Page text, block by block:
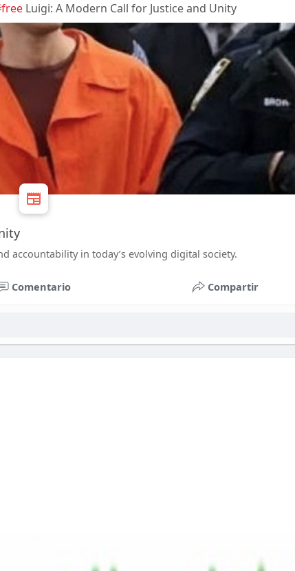
Luigi: A Modern Call for Justice and Unity
accountability in today’s evolving digital society.
Comentario Compartir